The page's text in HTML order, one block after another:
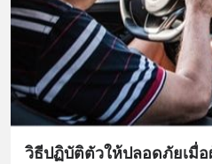
วิธีปฏิบัติตัวให้ปลอดภัยเมื่